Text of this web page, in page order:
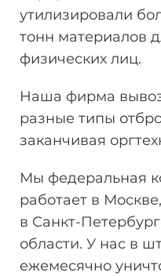
утилизировали
тонн материалов
физических лиц.
Наша фирма
разные типы
заканчивая
Мы федеральная
работает в
в Санкт-
области. У нас в
ежемесячно